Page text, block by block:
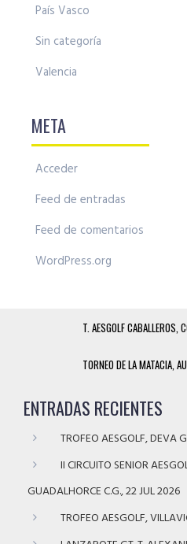
País Vasco
Sin categoría
Valencia
META
Acceder
Feed de entradas
Feed de comentarios
WordPress.org
T. AESGOLF CABALLEROS,
TORNEO DE LA MATACIA,
ENTRADAS RECIENTES
TROFEO AESGOLF, DEVA
II CIRCUITO SENIOR
GUADALHORCE C.G., 22 JUL 2026
TROFEO AESGOLF,